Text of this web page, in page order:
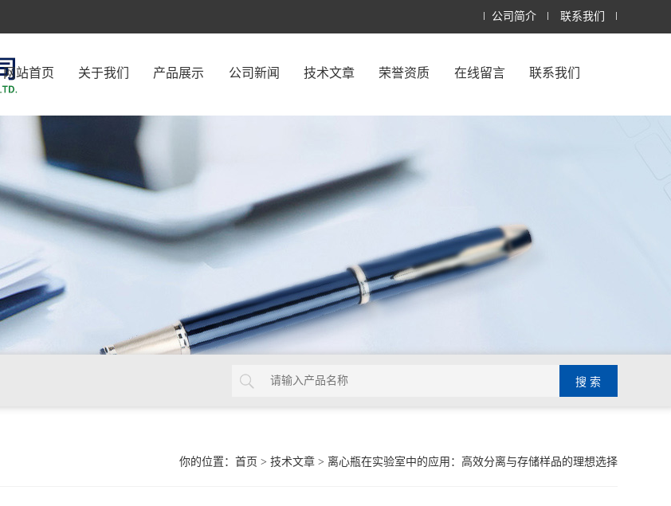
公司简介 联系我们
网站首页 关于我们 产品展示 公司新闻 技术文章 荣誉资质 在线留言 联系我们
你的位置： 首页 > 技术文章> 离心瓶在实验室中的应用：高效分离与存储样品的理想选择